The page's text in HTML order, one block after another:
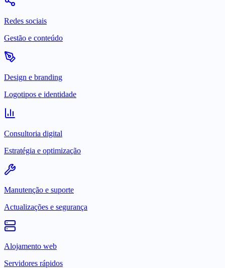
Redes sociais
Gestão e conteúdo
Design e branding
Logotipos e identidade
Consultoria digital
Estratégia e optimização
Manutenção e suporte
Actualizações e segurança
Alojamento web
Servidores rápidos